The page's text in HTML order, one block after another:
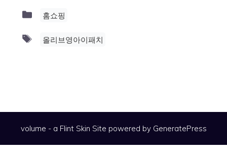
Categories
홈쇼핑
Tags
올리브영아이패치
volume - a Flint Skin Site powered by GeneratePress